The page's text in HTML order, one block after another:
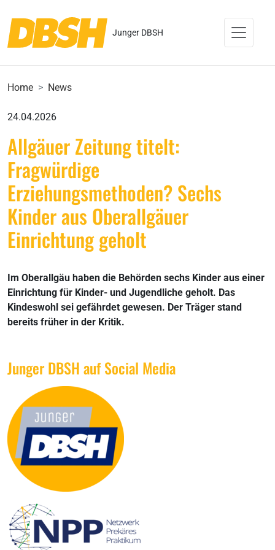
Junger DBSH
Home News
24.04.2026
Allgäuer Zeitung titelt:
Fragwürdige
Erziehungsmethoden? Sechs
Kinder aus Oberallgäuer
Einrichtung geholt
Im Oberallgäu haben die Behörden sechs Kinder aus einer
Einrichtung für Kinder- und Jugendliche geholt. Das
Kindeswohl sei gefährdet gewesen. Der Träger stand
bereits früher in der Kritik.
Junger DBSH auf Social Media